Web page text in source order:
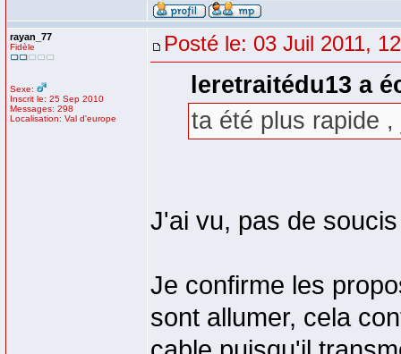
rayan_77
Fidèle
Sexe:
Inscrit le: 25 Sep 2010
Messages: 298
Localisation: Val d'europe
Posté le: 03 Juil 2011,
leretraitédu13 a
ta été plus rapide
J'ai vu, pas de
Je confirme les
sont allumer, cela